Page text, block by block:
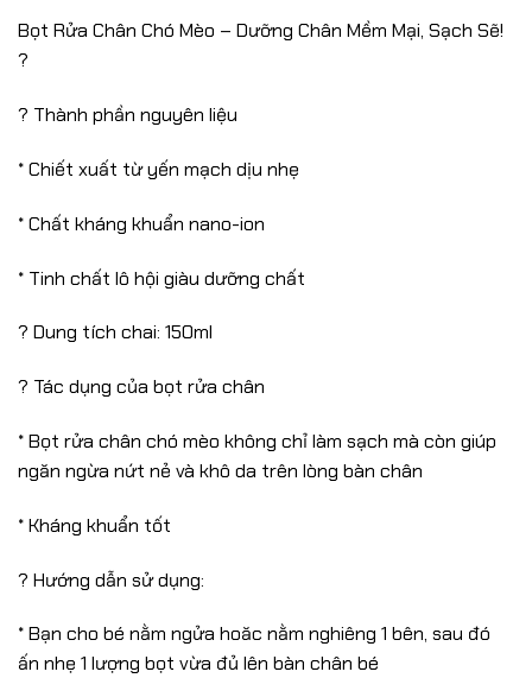
Bọt Rửa Chân Chó Mèo – Dưỡng Chân Mềm Mại, Sạch Sẽ!
?
? Thành phần nguyên liệu
* Chiết xuất từ yến mạch dịu nhẹ
* Chất kháng khuẩn nano-ion
* Tinh chất lô hội giàu dưỡng chất
? Dung tích chai: 150ml
? Tác dụng của bọt rửa chân
* Bọt rửa chân chó mèo không chỉ làm sạch mà còn giúp
ngăn ngừa nứt nẻ và khô da trên lòng bàn chân
* Kháng khuẩn tốt
? Hướng dẫn sử dụng:
* Bạn cho bé nằm ngửa hoăc nằm nghiêng 1 bên, sau đó
ấn nhẹ 1 lượng bọt vừa đủ lên bàn chân bé